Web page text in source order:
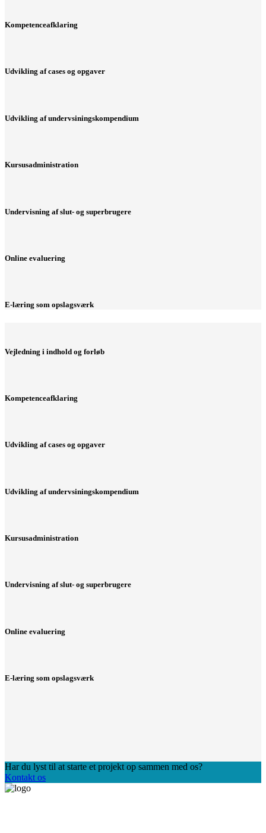
Kompetenceafklaring
Udvikling af cases og opgaver
Udvikling af undervsiningskompendium
Kursusadministration
Undervisning af slut- og superbrugere
Online evaluering
E-læring som opslagsværk
Vejledning i indhold og forløb
Kompetenceafklaring
Udvikling af cases og opgaver
Udvikling af undervsiningskompendium
Kursusadministration
Undervisning af slut- og superbrugere
Online evaluering
E-læring som opslagsværk
Har du lyst til at starte et projekt op sammen med os?
Kontakt os